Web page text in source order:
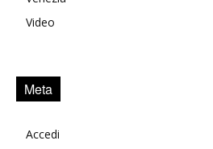
Video
Meta
Accedi